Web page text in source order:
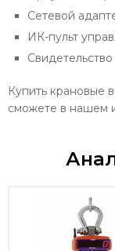
Сетевой
ИК-пульт
Купить крановые
сможете в нашем